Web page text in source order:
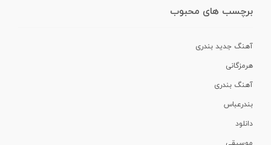
برچسب های محبوب
آهنگ جدید بندری
هرمزگانی
آهنگ بندری
بندرعباس
دانلود